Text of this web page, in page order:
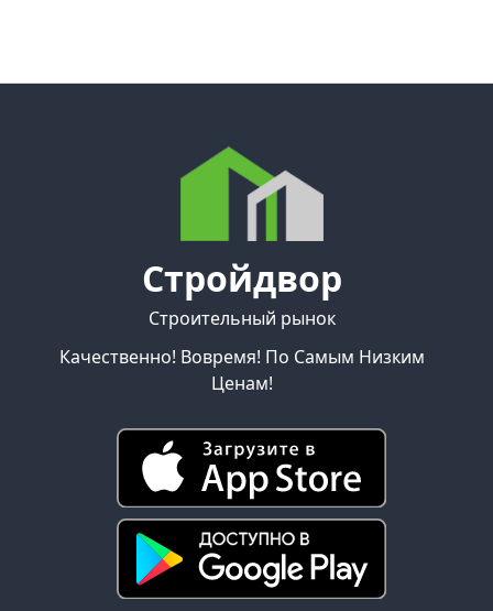
Стройдвор
Строительный рынок
Качественно! Вовремя! По Самым Низким
Ценам!